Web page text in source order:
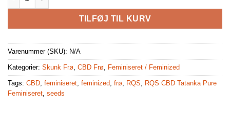
TILFØJ TIL KURV
Varenummer (SKU): N/A
Kategorier: Skunk Frø, CBD Frø, Feminiseret / Feminized
Tags: CBD, feminiseret, feminized, frø, RQS, RQS CBD Tatanka Pure
Feminiseret, seeds